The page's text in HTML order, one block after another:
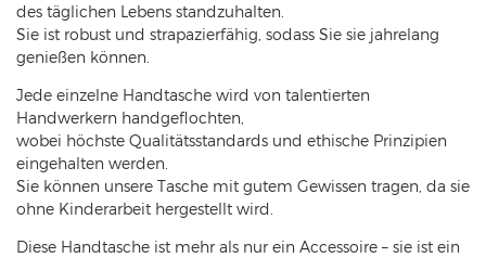
des täglichen Lebens standzuhalten.
Sie ist robust und strapazierfähig, sodass Sie sie jahrelang
genießen können.
Jede einzelne Handtasche wird von talentierten
Handwerkern handgeflochten,
wobei höchste Qualitätsstandards und ethische Prinzipien
eingehalten werden.
Sie können unsere Tasche mit gutem Gewissen tragen, da sie
ohne Kinderarbeit hergestellt wird.
Diese Handtasche ist mehr als nur ein Accessoire – sie ist ein